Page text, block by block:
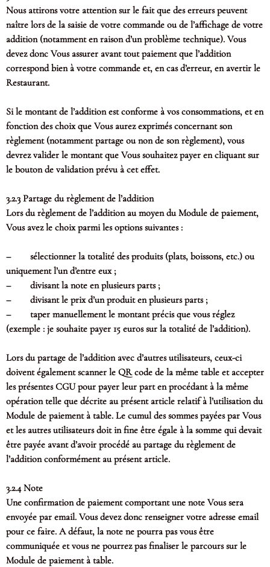
Nous attirons votre attention sur le fait que des erreurs peuvent
naître lors de la saisie de votre commande ou de l’affichage de votre
addition (notamment en raison d’un problème technique). Vous
devez donc Vous assurer avant tout paiement que l’addition
correspond bien à votre commande et, en cas d’erreur, en avertir le
Restaurant.
Si le montant de l’addition est conforme à vos consommations, et en
fonction des choix que Vous aurez exprimés concernant son
règlement (notamment partage ou non de son règlement), vous
devrez valider le montant que Vous souhaitez payer en cliquant sur
le bouton de validation prévu à cet effet.
3.2.3 Partage du règlement de l’addition
Lors du règlement de l’addition au moyen du Module de paiement,
Vous avez le choix parmi les options suivantes :
– sélectionner la totalité des produits (plats, boissons, etc.) ou
uniquement l’un d’entre eux ;
– divisant la note en plusieurs parts ;
– divisant le prix d’un produit en plusieurs parts ;
– taper manuellement le montant précis que vous réglez
(exemple : je souhaite payer 15 euros sur la totalité de l’addition).
Lors du partage de l’addition avec d’autres utilisateurs, ceux-ci
doivent également scanner le QR code de la même table et accepter
les présentes CGU pour payer leur part en procédant à la même
opération telle que décrite au présent article relatif à l’utilisation du
Module de paiement à table. Le cumul des sommes payées par Vous
et les autres utilisateurs doit in fine être égale à la somme qui devait
être payée avant d’avoir procédé au partage du règlement de
l’addition conformément au présent article.
3.2.4 Note
Une confirmation de paiement comportant une note Vous sera
envoyée par email. Vous devez donc renseigner votre adresse email
pour ce faire. A défaut, la note ne pourra pas vous être
communiquée et vous ne pourrez pas finaliser le parcours sur le
Module de paiement à table.